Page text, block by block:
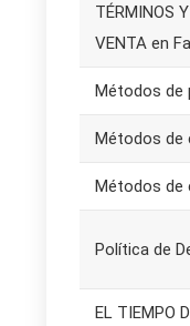
TÉRMINOS
VENTA en
Métodos de
Métodos de
Métodos de
Política de
EL TIEMPO